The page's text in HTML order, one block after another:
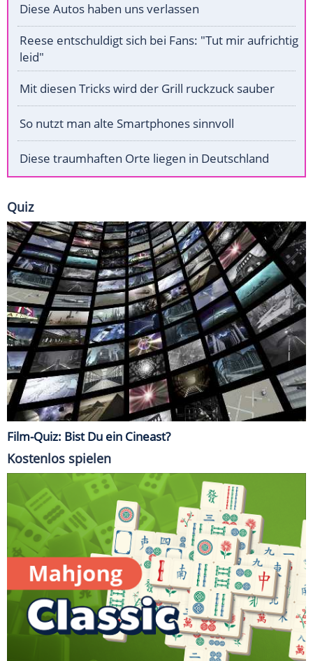
Diese Autos haben uns verlassen
Reese entschuldigt sich bei Fans: "Tut mir aufrichtig
leid"
Mit diesen Tricks wird der Grill ruckzuck sauber
So nutzt man alte Smartphones sinnvoll
Diese traumhaften Orte liegen in Deutschland
Quiz
Film-Quiz: Bist Du ein Cineast?
Kostenlos spielen